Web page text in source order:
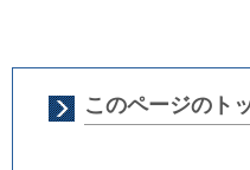
このページのト